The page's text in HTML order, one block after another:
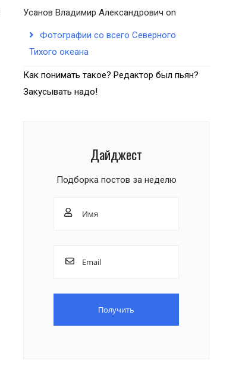
Усанов Владимир Александрович on
Фотографии со всего Северного
Тихого океана
Как понимать такое? Редактор был пьян?
Закусывать надо!
Дайджест
Подборка постов за неделю